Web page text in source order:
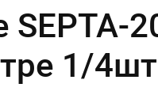
1/4шт